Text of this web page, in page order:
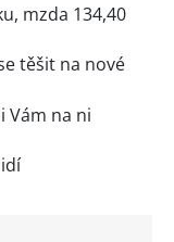
mzda 134,40
těšit na nové
Vám na ni